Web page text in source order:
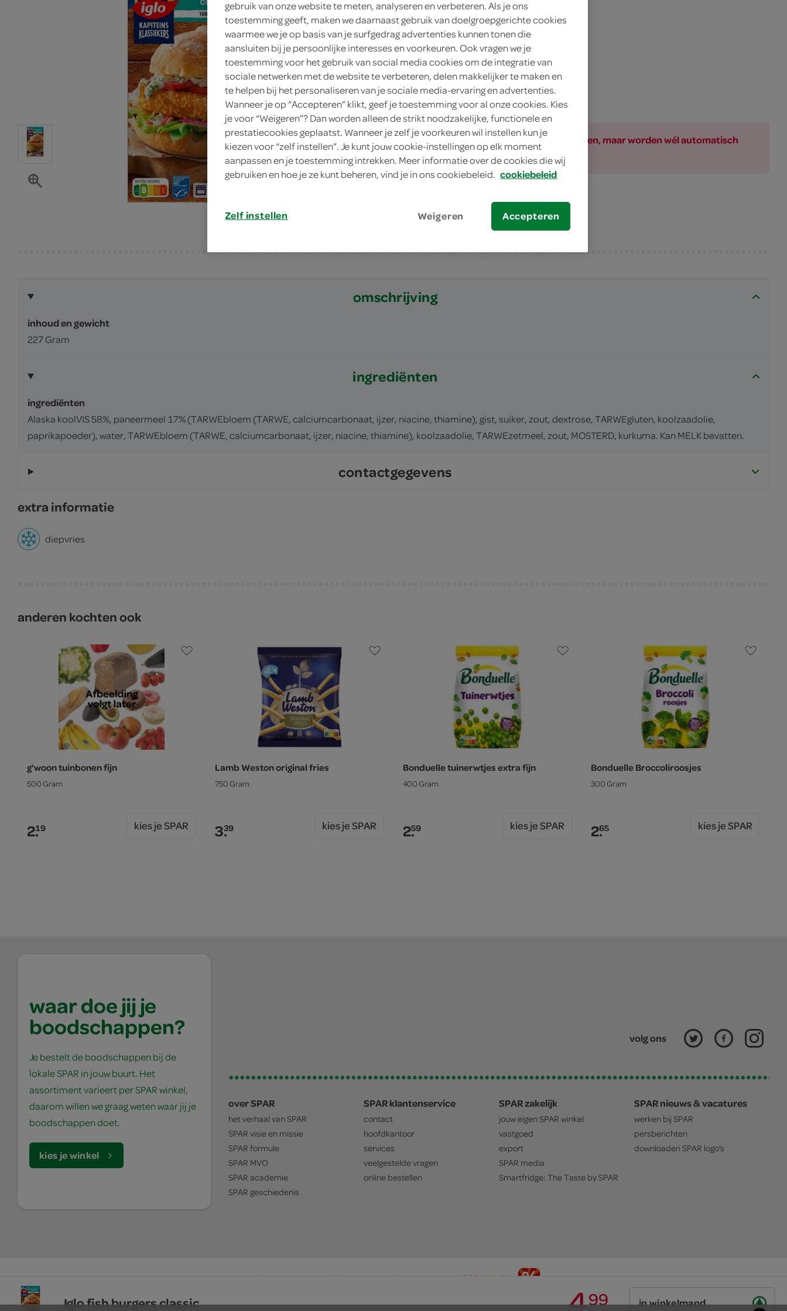
4.
99
227 Gram
in winkelmand
Let op: aanbiedingen zijn niet zichtbaar bij de producten, maar worden wél automatisch
verwerkt in de winkelmand.
omschrijving
inhoud en gewicht
227 Gram
ingrediënten
ingrediënten
Alaska koolVIS 58%, paneermeel 17% (TARWEbloem (TARWE, calciumcarbonaat, ijzer, niacine, thiamine), gist, suiker, zout, dextrose, TARWEgluten, koolzaadolie,
paprikapoeder), water, TARWEbloem (TARWE, calciumcarbonaat, ijzer, niacine, thiamine), koolzaadolie, TARWEzetmeel, zout, MOSTERD, kurkuma. Kan MELK bevatten.
contactgegevens
extra informatie
diepvries
anderen kochten ook
g'woon tuinbonen fijn
500 Gram
2.19 kies je SPAR
Lamb Weston original fries
750 Gram
3.39 kies je SPAR
Bonduelle tuinerwtjes extra fijn
400 Gram
2.59 kies je SPAR
Bonduelle Broccoliroosjes
300 Gram
2.65 kies je SPAR
Iglo fish burgers classic 4.
99 in winkelmand
waar doe jij je
boodschappen?
Je bestelt de boodschappen bij de
lokale SPAR in jouw buurt. Het
assortiment varieert per SPAR winkel,
daarom willen we graag weten waar jij je
boodschappen doet.
kies je winkel
volg ons
over SPAR
het verhaal van SPAR
SPAR visie en missie
SPAR formule
SPAR MVO
SPAR academie
SPAR geschiedenis
SPAR klantenservice
contact
hoofdkantoor
services
veelgestelde vragen
online bestellen
SPAR zakelijk
jouw eigen SPAR winkel
vastgoed
export
SPAR media
Smartfridge: The Taste bySPAR
SPAR nieuws & vacatures
werken bij SPAR
persberichten
downloaden SPAR logo's
gebruik van onze website te meten, analyseren en verbeteren. Als je ons
toestemming geeft, maken we daarnaast gebruik van doelgroepgerichte cookies
waarmee we je op basis van je surfgedrag advertenties kunnen tonen die
aansluiten bij je persoonlijke interesses en voorkeuren. Ook vragen we je
toestemming voor het gebruik van social media cookies om de integratie van
sociale netwerken met de website te verbeteren, delen makkelijker te maken en
te helpen bij het personaliseren van je sociale media-ervaring en advertenties.
Wanneer je op “Accepteren” klikt, geef je toestemming voor al onze cookies. Kies
je voor “Weigeren”? Dan worden alleen de strikt noodzakelijke, functionele en
prestatiecookies geplaatst. Wanneer je zelf je voorkeuren wil instellen kun je
kiezen voor “zelf instellen”. Je kunt jouw cookie-instellingen op elk moment
aanpassen en je toestemming intrekken. Meer informatie over de cookies die wij
gebruiken en hoe je ze kunt beheren, vind je in ons cookiebeleid. cookiebeleid
Zelf instellen Weigeren Accepteren